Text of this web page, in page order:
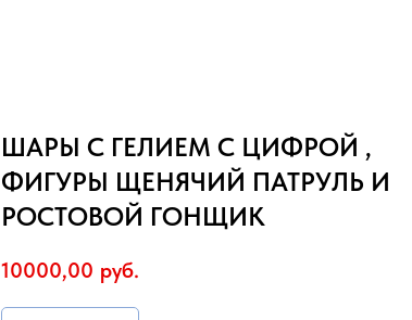
ШАРЫ С ГЕЛИЕМ С ЦИФРОЙ ,
ФИГУРЫ ЩЕНЯЧИЙ ПАТРУЛЬ И
РОСТОВОЙ ГОНЩИК
10000,00 руб.